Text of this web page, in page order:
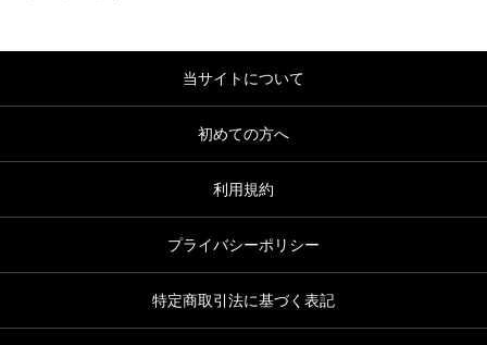
当サイトについて
初めての方へ
利用規約
プライバシーポリシー
特定商取引法に基づく表記